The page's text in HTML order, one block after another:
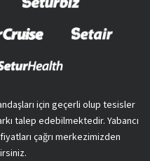
için geçerli olup tesisler
talep edebilmektedir. Yabancı
çağrı merkezimizden